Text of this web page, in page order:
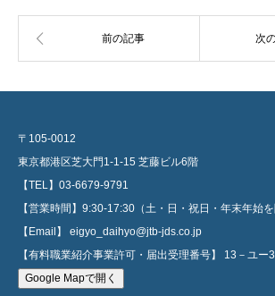
〒105-0012
東京都港区芝大門1-1-15 芝藤ビル6階
【TEL】03-6679-9791
【営業時間】9:30-17:30（土・日・祝日・年末年始
【Email】 eigyo_daihyo@jtb-jds.co.jp
【有料職業紹介事業許可・届出受理番号】 13－ユー
Google Mapで開く